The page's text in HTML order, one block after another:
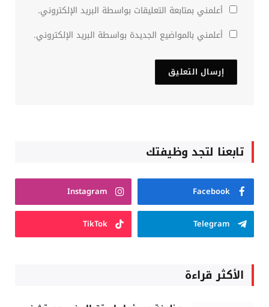
أعلمني بمتابعة التعليقات بواسطة البريد الإلكتروني.
أعلمني بالمواضيع الجديدة بواسطة البريد الإلكتروني.
تابعنا لتجد وظيفتك
Facebook
Instagram
Telegram
TikTok
الأكثر قراءة